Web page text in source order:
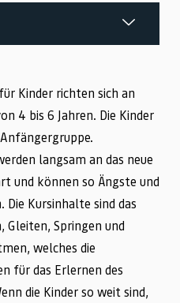
Kinder richten sich an
4 bis 6 Jahren. Die Kinder
langsam an das neue
und können so Ängste und
Die Kursinhalte sind das
Gleiten, Springen und
welches die
für das Erlernen des
die Kinder so weit sind,